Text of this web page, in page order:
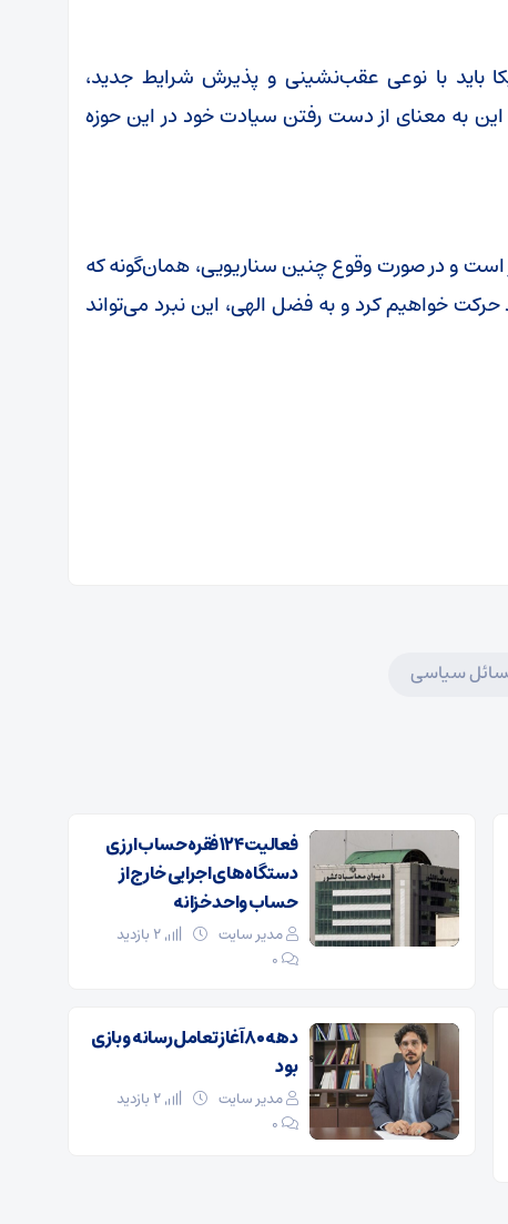
باید با نوعی عقب‌نشینی و پذیرش شرایط جدید،
این به معنای از دست رفتن سیادت خود در این حوزه
و در صورت وقوع چنین سناریویی، همان‌گونه که
خواهیم کرد و به فضل الهی، این نبرد می‌تواند
سیاسی
فعالیت ۱۲۴ فقره حساب ارزی
دستگاه‌های اجرایی خارج از
حساب واحد خزانه
مدیر سایت
2 بازدید
۰
دهه ۸۰ آغاز تعامل رسانه و بازی
بود
مدیر سایت
2 بازدید
۰